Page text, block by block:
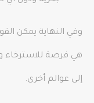
وفي النهاية يمكن
هي فرصة للاسترخاء
إلى عوالم أخرى.